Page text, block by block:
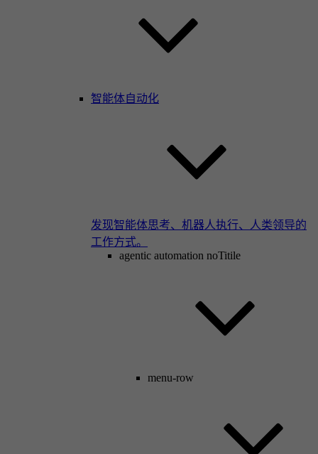
智能体自动化
发现智能体思考、机器人执行、人类领导的
工作方式。
agentic automation noTitile
menu-row